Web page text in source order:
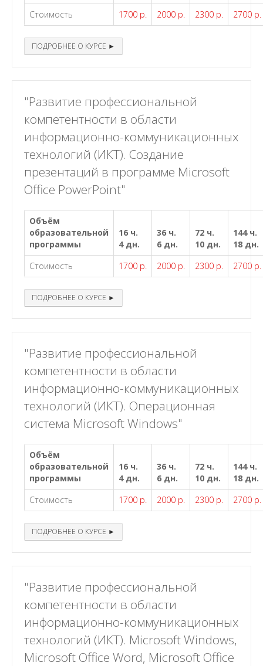
Стоимость 1700 р. 2000 р. 2300 р. 2700 р.
ПОДРОБНЕЕ О КУРСЕ ►
"Развитие профессиональной
компетентности в области
информационно-коммуникационных
технологий (ИКТ). Создание
презентаций в программе Microsoft
Office PowerPoint"
Объём
образовательной
программы
16 ч.
4 дн.
36 ч.
6 дн.
72 ч.
10 дн.
144 ч.
18 дн.
Стоимость
1700 р. 2000 р. 2300 р. 2700 р.
ПОДРОБНЕЕ О КУРСЕ ►
"Развитие профессиональной
компетентности в области
информационно-коммуникационных
технологий (ИКТ). Операционная
система Microsoft Windows"
Объём
образовательной
программы
16 ч.
4 дн.
36 ч.
6 дн.
72 ч.
10 дн.
144 ч.
18 дн.
Стоимость
1700 р. 2000 р. 2300 р. 2700 р.
ПОДРОБНЕЕ О КУРСЕ ►
"Развитие профессиональной
компетентности в области
информационно-коммуникационных
технологий (ИКТ). Microsoft Windows,
Microsoft Office Word, Microsoft Office